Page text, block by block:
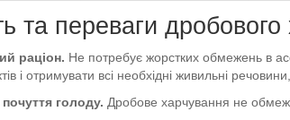
та переваги дробового
раціон. Не потребує жорстких обмежень в
і отримувати всі необхідні живильні
почуття голоду. Дробове харчування не